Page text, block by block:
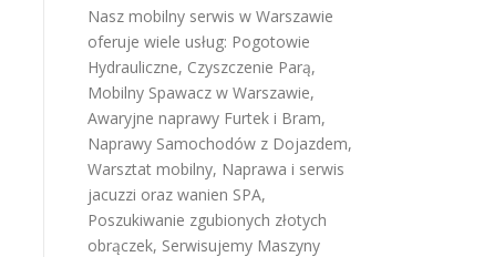
Nasz mobilny serwis w Warszawie
oferuje wiele usług: Pogotowie
Hydrauliczne, Czyszczenie Parą,
Mobilny Spawacz w Warszawie,
Awaryjne naprawy Furtek i Bram,
Naprawy Samochodów z Dojazdem,
Warsztat mobilny, Naprawa i serwis
jacuzzi oraz wanien SPA,
Poszukiwanie zgubionych złotych
obrączek, Serwisujemy Maszyny